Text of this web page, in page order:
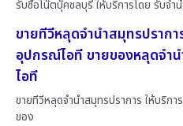
รับซื้อโน๊ตบุ๊คชลบุรี ให้บริการโดย รับจํ
ขายทีวีหลุดจำนำสมุทรปราก
อุปกรณ์ไอที ขายของหลุดจำ
ไอที
ขายทีวีหลุดจำนำสมุทรปราการ ให้บริก
ของ